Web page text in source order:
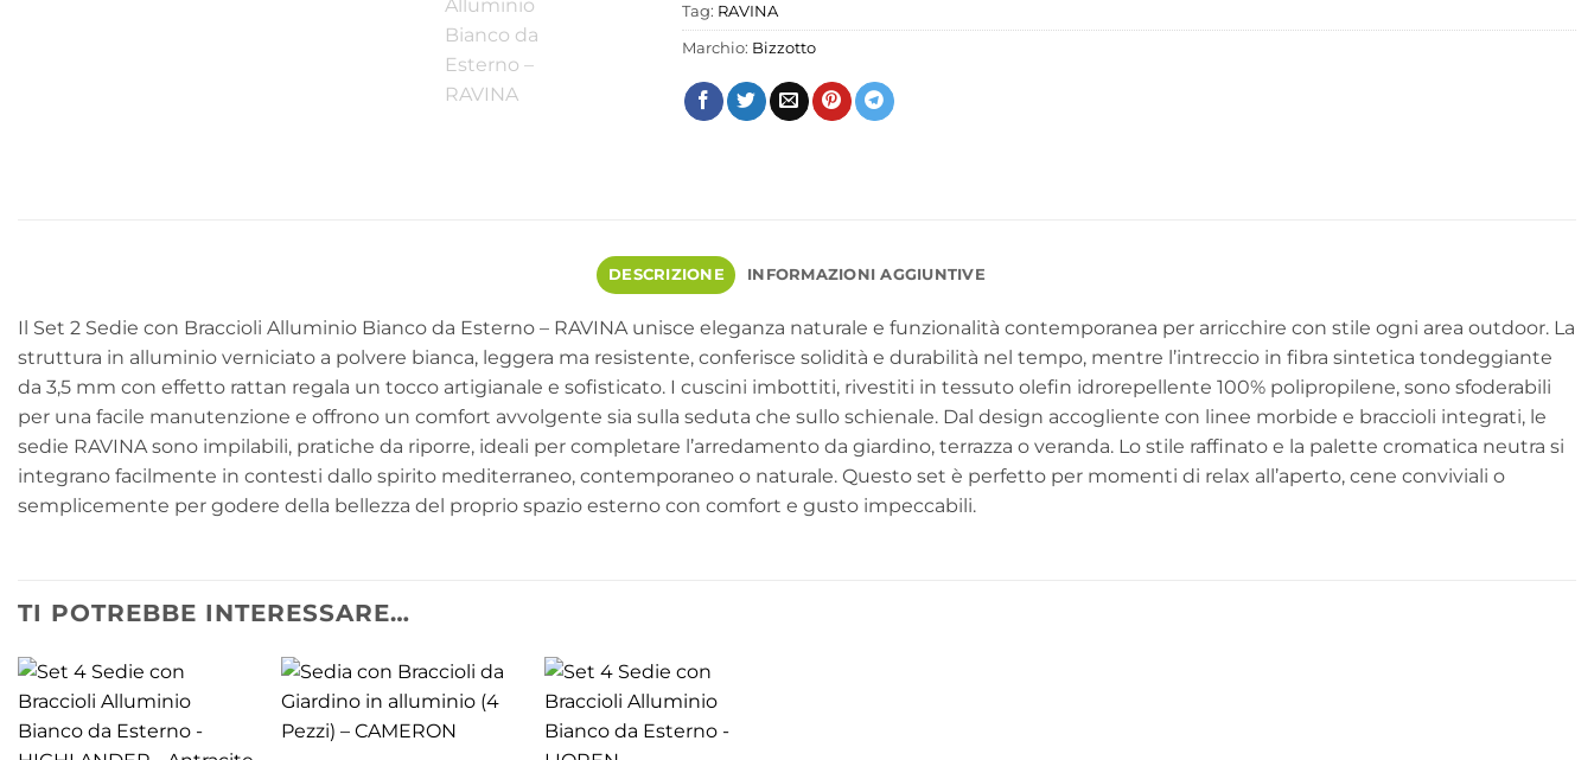
Tag: RAVINA
Marchio: Bizzotto
DESCRIZIONE INFORMAZIONI AGGIUNTIVE
Il Set 2 Sedie con Braccioli Alluminio Bianco da Esterno – RAVINA unisce eleganza naturale e funzionalità contemporanea per arricchire con stile ogni area outdoor. La
struttura in alluminio verniciato a polvere bianca, leggera ma resistente, conferisce solidità e durabilità nel tempo, mentre l’intreccio in fibra sintetica tondeggiante
da 3,5 mm con effetto rattan regala un tocco artigianale e sofisticato. I cuscini imbottiti, rivestiti in tessuto olefin idrorepellente 100% polipropilene, sono sfoderabili
per una facile manutenzione e offrono un comfort avvolgente sia sulla seduta che sullo schienale. Dal design accogliente con linee morbide e braccioli integrati, le
sedie RAVINA sono impilabili, pratiche da riporre, ideali per completare l’arredamento da giardino, terrazza o veranda. Lo stile raffinato e la palette cromatica neutra si
integrano facilmente in contesti dallo spirito mediterraneo, contemporaneo o naturale. Questo set è perfetto per momenti di relax all’aperto, cene conviviali o
semplicemente per godere della bellezza del proprio spazio esterno con comfort e gusto impeccabili.
TI POTREBBE INTERESSARE…